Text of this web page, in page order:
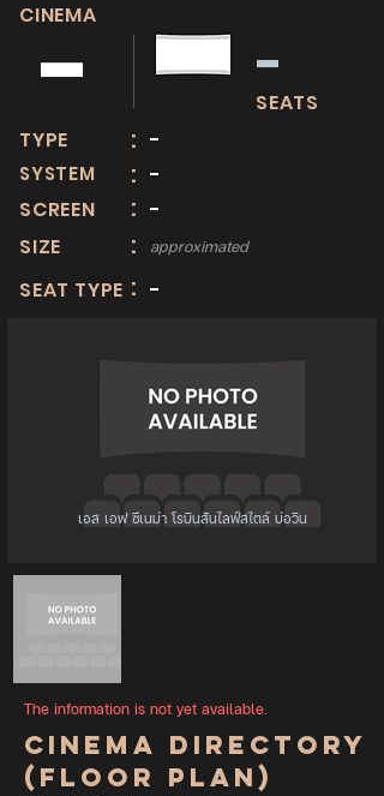
-
CINEMA
TYPE
SYSTEM
SCREEN
:
:
:
-
-
-
SEATS
-
SIZE : approximated
SEAT TYPE : -
เอส เอฟ ซีเนม่า โรบินสันไลฟ์สไตล์ บ่อวิน
The information is not yet available.
Cinema Directory
(Floor Plan)